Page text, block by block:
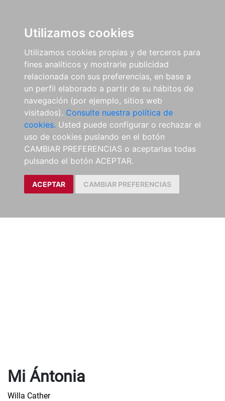
Utilizamos cookies
Utilizamos cookies propias y de terceros para
fines analíticos y mostrarle publicidad
relacionada con sus preferencias, en base a
un perfil elaborado a partir de su hábitos de
navegación (por ejemplo, sitios web
visitados). Consulte nuestra política de
cookies. Usted puede configurar o rechazar el
uso de cookies puslando en el botón
CAMBIAR PREFERENCIAS o aceptarlas todas
pulsando el botón ACEPTAR.
ACEPTAR CAMBIAR PREFERENCIAS
Mi Ántonia
Willa Cather